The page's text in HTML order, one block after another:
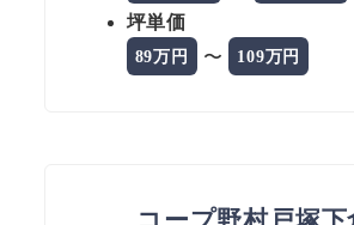
坪単価
89万円 〜 109万円